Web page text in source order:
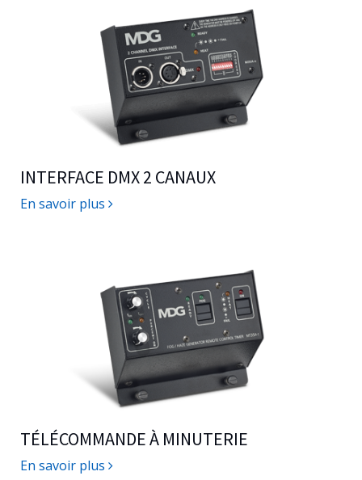
INTERFACE DMX 2 CANAUX
En savoir plus
TÉLÉCOMMANDE À MINUTERIE
En savoir plus